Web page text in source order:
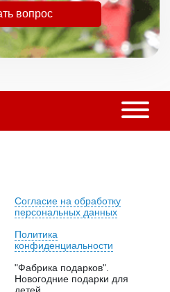
вопрос
Согласие на обработку
персональных данных
Политика
конфиденциальности
"Фабрика подарков".
Новогодние подарки для